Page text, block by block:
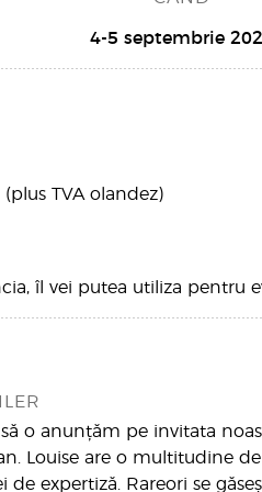
4-5 septembrie
TVA olandez)
îl vei putea utiliza pentru
o anunțăm pe invitata
Louise are o multitudine
de expertiză. Rareori se